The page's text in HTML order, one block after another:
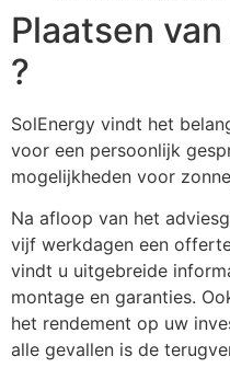
Plaatsen
?
SolEnergy vindt het
voor een persoonlijk
mogelijkheden voor
Na afloop van het
vijf werkdagen een
vindt u uitgebreide
montage en garanties.
het rendement op uw
alle gevallen is de